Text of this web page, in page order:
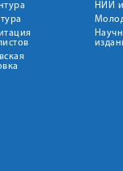
НИИ